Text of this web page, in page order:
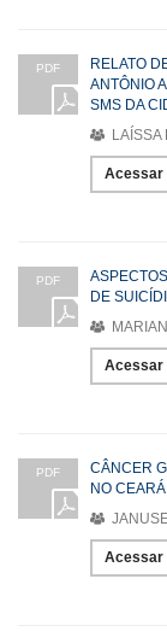
PDF
RELATO
ANTÔNIO
SMS DA
LAÍSSA
Acessar
PDF
DE
Acessar
PDF
CÂNCER
NO
Acessar